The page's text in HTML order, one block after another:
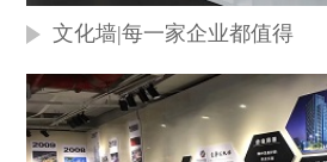
文化墙|每一家企业都值得